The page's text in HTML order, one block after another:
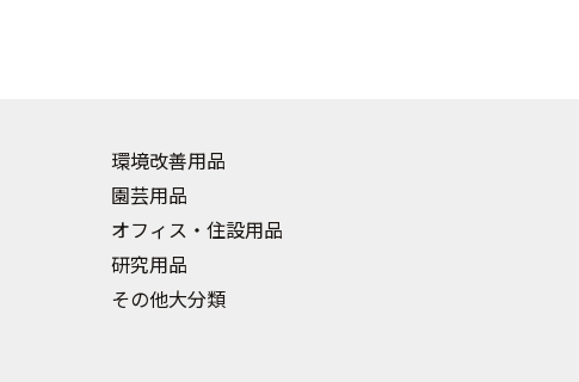
環境改善用品
園芸用品
オフィス・住設用品
研究用品
その他大分類